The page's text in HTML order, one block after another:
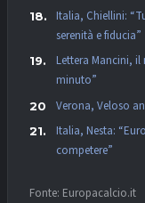
Italia, Chiellini:
serenità e fiducia”
Lettera Mancini, il
minuto”
Verona, Veloso
Italia, Nesta:
competere”
Fonte: Europacalcio.it